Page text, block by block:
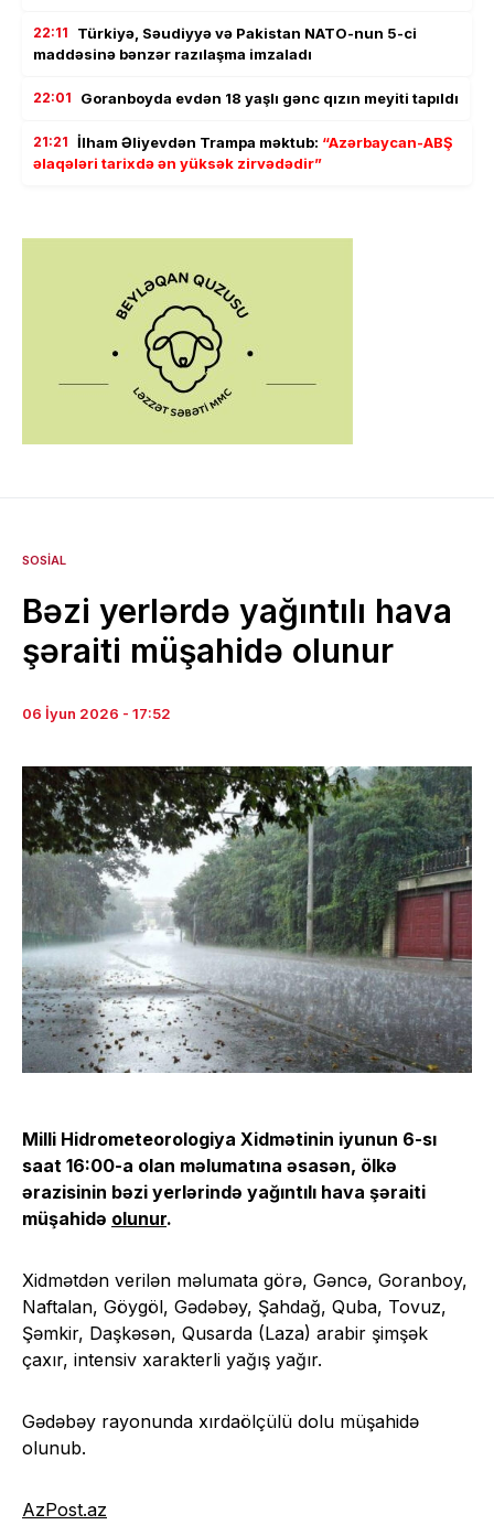
22:11
Türkiyə, Səudiyyə və Pakistan NATO-nun 5-ci
maddəsinə bənzər razılaşma imzaladı
22:01 Goranboyda evdən 18 yaşlı gənc qızın meyiti tapıldı
21:21 İlham Əliyevdən Trampa məktub: “Azərbaycan-ABŞ
əlaqələri tarixdə ən yüksək zirvədədir”
SOSIAL
Bəzi yerlərdə yağıntılı hava
şəraiti müşahidə olunur
06 İyun 2026 - 17:52
Milli Hidrometeorologiya Xidmətinin iyunun 6-sı
saat 16:00-a olan məlumatına əsasən, ölkə
ərazisinin bəzi yerlərində yağıntılı hava şəraiti
müşahidə olunur.
Xidmətdən verilən məlumata görə, Gəncə, Goranboy,
Naftalan, Göygöl, Gədəbəy, Şahdağ, Quba, Tovuz,
Şəmkir, Daşkəsən, Qusarda (Laza) arabir şimşək
çaxır, intensiv xarakterli yağış yağır.
Gədəbəy rayonunda xırdaölçülü dolu müşahidə
olunub.
AzPost.az